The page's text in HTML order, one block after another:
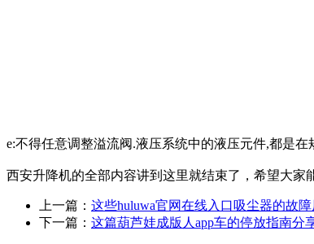
e:不得任意调整溢流阀.液压系统中的液压元件,都是在规
西安升降机的全部内容讲到这里就结束了，希望大家能
上一篇： 这些huluwa官网在线入口吸尘器的故障原
下一篇： 这篇葫芦娃成版人app车的停放指南分享给